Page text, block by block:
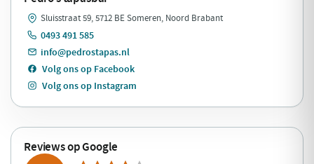
Sluisstraat 59, 5712 BE Someren, Noord Brabant
0493 491 585
info@pedrostapas.nl
Volg ons op Facebook
Volg ons op Instagram
Reviews op Google